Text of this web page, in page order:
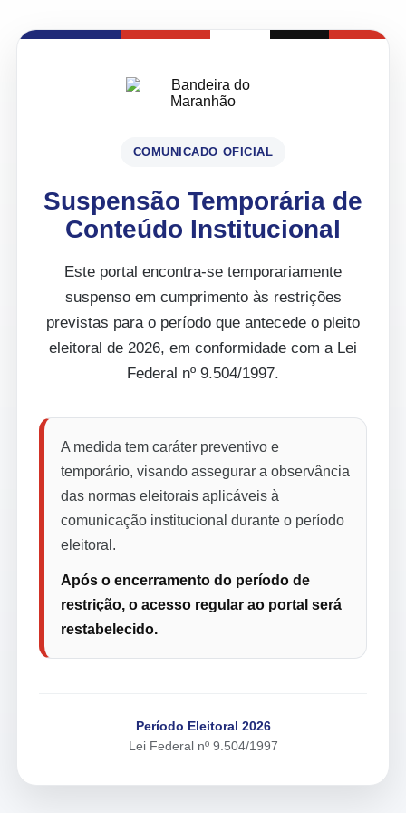
COMUNICADO OFICIAL
Suspensão Temporária de
Conteúdo Institucional
Este portal encontra-se temporariamente
suspenso em cumprimento às restrições
previstas para o período que antecede o pleito
eleitoral de 2026, em conformidade com a Lei
Federal nº 9.504/1997.
A medida tem caráter preventivo e
temporário, visando assegurar a observância
das normas eleitorais aplicáveis à
comunicação institucional durante o período
eleitoral.
Após o encerramento do período de
restrição, o acesso regular ao portal será
restabelecido.
Período Eleitoral 2026
Lei Federal nº 9.504/1997